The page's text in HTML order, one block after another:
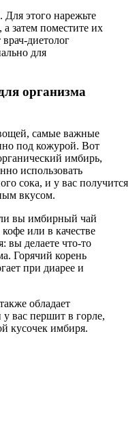
затем поместите их
диетолог
для
организма
самые важные
под кожурой. Вот
имбирь,
использовать
сока, и у вас получится
вкусом.
или в качестве
вы делаете что-то
Горячий корень
при диарее и
обладает
вас першит в горле,
кусочек имбиря.